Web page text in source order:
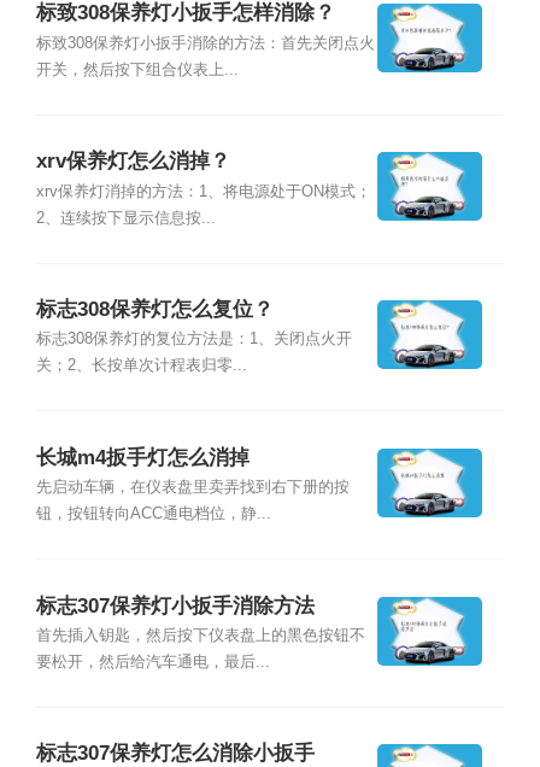
标致308保养灯小扳手怎样消除？
标致308保养灯小扳手消除的方法：首先关闭点火
开关，然后按下组合仪表上...
xrv保养灯怎么消掉？
xrv保养灯消掉的方法：1、将电源处于ON模式；
2、连续按下显示信息按...
标志308保养灯怎么复位？
标志308保养灯的复位方法是：1、关闭点火开
关；2、长按单次计程表归零...
长城m4扳手灯怎么消掉
先启动车辆，在仪表盘里卖弄找到右下册的按
钮，按钮转向ACC通电档位，静...
标志307保养灯小扳手消除方法
首先插入钥匙，然后按下仪表盘上的黑色按钮不
要松开，然后给汽车通电，最后...
标志307保养灯怎么消除小扳手